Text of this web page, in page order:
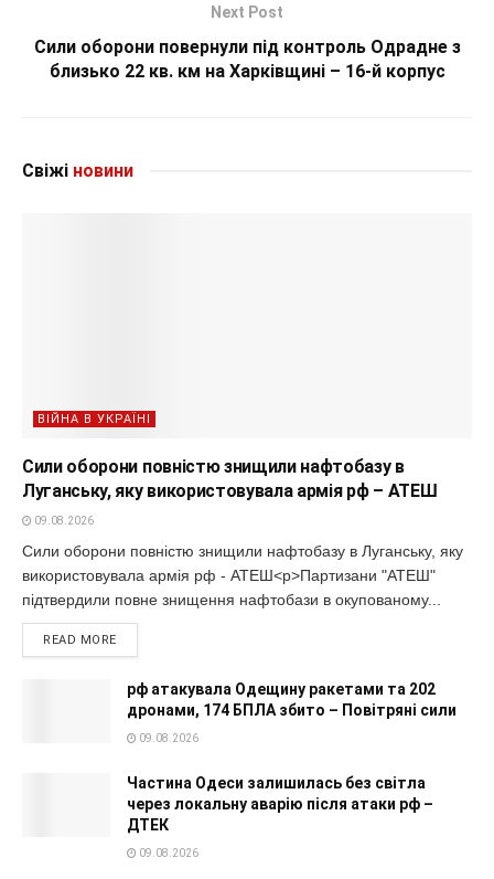
Next Post
Сили оборони повернули під контроль Одрадне з
близько 22 кв. км на Харківщині – 16-й корпус
Свіжі новини
ВІЙНА В УКРАЇНІ
Сили оборони повністю знищили нафтобазу в
Луганську, яку використовувала армія рф – АТЕШ
09.08.2026
Сили оборони повністю знищили нафтобазу в Луганську, яку
використовувала армія рф - АТЕШ<p>Партизани "АТЕШ"
підтвердили повне знищення нафтобази в окупованому...
READ MORE
рф атакувала Одещину ракетами та 202
дронами, 174 БПЛА збито – Повітряні сили
09.08.2026
Частина Одеси залишилась без світла
через локальну аварію після атаки рф –
ДТЕК
09.08.2026